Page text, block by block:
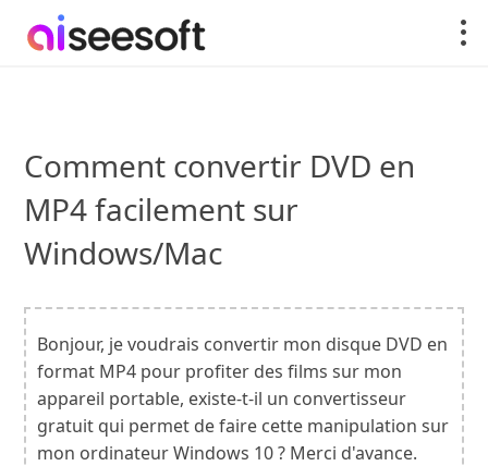
Comment convertir DVD en
MP4 facilement sur
Windows/Mac
Bonjour, je voudrais convertir mon disque DVD en
format MP4 pour profiter des films sur mon
appareil portable, existe-t-il un convertisseur
gratuit qui permet de faire cette manipulation sur
mon ordinateur Windows 10 ? Merci d'avance.